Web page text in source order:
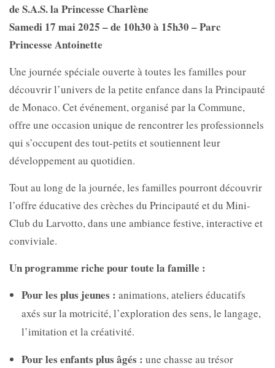
de S.A.S. la Princesse Charlène
Samedi 17 mai 2025 – de 10h30 à 15h30 – Parc
Princesse Antoinette
Une journée spéciale ouverte à toutes les familles pour
découvrir l’univers de la petite enfance dans la Principauté
de Monaco. Cet événement, organisé par la Commune,
offre une occasion unique de rencontrer les professionnels
qui s’occupent des tout-petits et soutiennent leur
développement au quotidien.
Tout au long de la journée, les familles pourront découvrir
l’offre éducative des crèches du Principauté et du Mini-
Club du Larvotto, dans une ambiance festive, interactive et
conviviale.
Un programme riche pour toute la famille :
Pour les plus jeunes : animations, ateliers éducatifs
axés sur la motricité, l’exploration des sens, le langage,
l’imitation et la créativité.
Pour les enfants plus âgés : une chasse au trésor